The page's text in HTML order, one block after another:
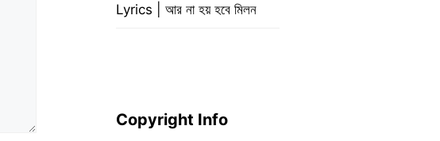
Lyrics | আর না হয় হবে মিলন
Copyright Info